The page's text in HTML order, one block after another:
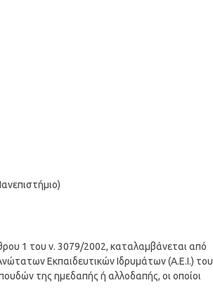
1 του ν. 3079/2002, καταλαμβάνεται από
Εκπαιδευτικών Ιδρυμάτων (Α.Ε.Ι.) του
της ημεδαπής ή αλλοδαπής, οι οποίοι